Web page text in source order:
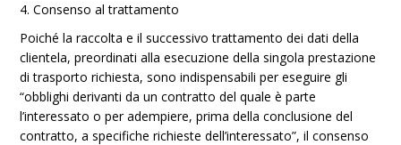
4. Consenso al trattamento
Poiché la raccolta e il successivo trattamento dei dati della
clientela, preordinati alla esecuzione della singola prestazione
di trasporto richiesta, sono indispensabili per eseguire gli
“obblighi derivanti da un contratto del quale è parte
l’interessato o per adempiere, prima della conclusione del
contratto, a specifiche richieste dell’interessato”, il consenso